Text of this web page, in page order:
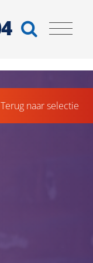
Terug naar selectie